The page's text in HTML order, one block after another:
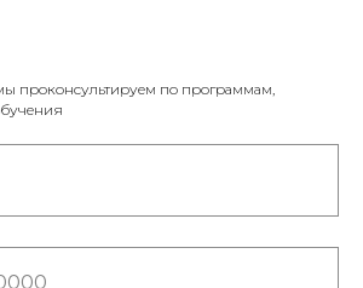
проконсультируем по программам,